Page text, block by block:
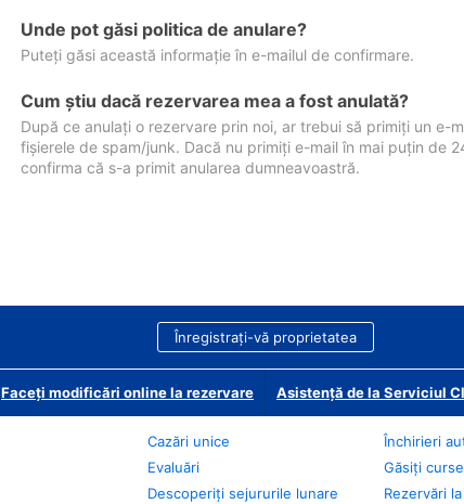
Unde pot găsi politica de anulare?
Puteți găsi această informație în e-mailul de confirmare.
Cum ştiu dacă rezervarea mea a fost anulată?
După ce anulați o rezervare prin noi, ar trebui să primiți un e-
fișierele de spam/junk. Dacă nu primiți e-mail în mai puțin de
confirma că s-a primit anularea dumneavoastră.
Înregistrați-vă proprietatea
Faceți modificări online la rezervare Asistență de la Serviciul
Cazări unice
Evaluări
Descoperiți sejururile lunare
Închirieri
Găsiți
Rezervări